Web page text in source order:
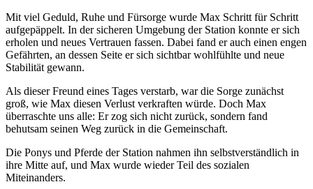
Mit viel Geduld, Ruhe und Fürsorge wurde Max Schritt für Schritt
aufgepäppelt. In der sicheren Umgebung der Station konnte er sich
erholen und neues Vertrauen fassen. Dabei fand er auch einen engen
Gefährten, an dessen Seite er sich sichtbar wohlfühlte und neue
Stabilität gewann.
Als dieser Freund eines Tages verstarb, war die Sorge zunächst
groß, wie Max diesen Verlust verkraften würde. Doch Max
überraschte uns alle: Er zog sich nicht zurück, sondern fand
behutsam seinen Weg zurück in die Gemeinschaft.
Die Ponys und Pferde der Station nahmen ihn selbstverständlich in
ihre Mitte auf, und Max wurde wieder Teil des sozialen
Miteinanders.